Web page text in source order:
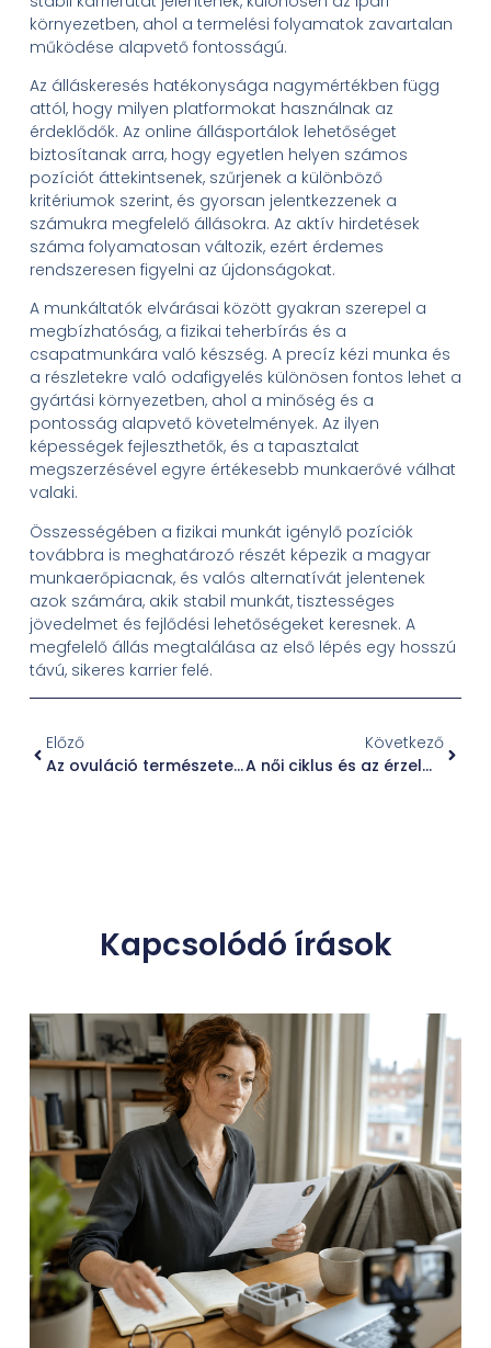
környezetben, ahol a termelési folyamatok zavartalan
működése alapvető fontosságú.
Az álláskeresés hatékonysága nagymértékben függ
attól, hogy milyen platformokat használnak az
érdeklődők. Az online állásportálok lehetőséget
biztosítanak arra, hogy egyetlen helyen számos
pozíciót áttekintsenek, szűrjenek a különböző
kritériumok szerint, és gyorsan jelentkezzenek a
számukra megfelelő állásokra. Az aktív hirdetések
száma folyamatosan változik, ezért érdemes
rendszeresen figyelni az újdonságokat.
A munkáltatók elvárásai között gyakran szerepel a
megbízhatóság, a fizikai teherbírás és a
csapatmunkára való készség. A precíz kézi munka és
a részletekre való odafigyelés különösen fontos lehet a
gyártási környezetben, ahol a minőség és a
pontosság alapvető követelmények. Az ilyen
képességek fejleszthetők, és a tapasztalat
megszerzésével egyre értékesebb munkaerővé válhat
valaki.
Összességében a fizikai munkát igénylő pozíciók
továbbra is meghatározó részét képezik a magyar
munkaerőpiacnak, és valós alternatívát jelentenek
azok számára, akik stabil munkát, tisztességes
jövedelmet és fejlődési lehetőségeket keresnek. A
megfelelő állás megtalálása az első lépés egy hosszú
távú, sikeres karrier felé.
Előző
Az ovuláció természetes támogatása: Gyógynövények és életmód a női hormonegyensúly szolgálatában
Következő
A női ciklus és az érzelmi viharok – természetes támogatás a hormonális egyensúlyért
Kapcsolódó írások